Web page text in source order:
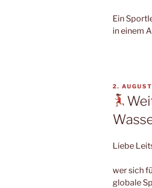
Ein
in einem
AM
2.
Liebe
wer sich
globale